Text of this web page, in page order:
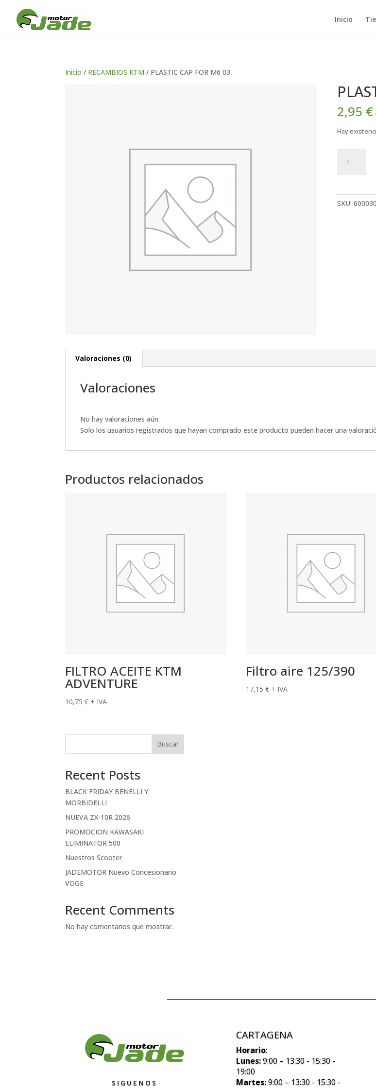
Inicio
Inicio / RECAMBIOS KTM / PLASTIC CAP FOR M6 03
2,95 €
Hay
CAP
SKU:
Valoraciones (0)
Valoraciones
No hay valoraciones aún.
Solo los usuarios registrados que hayan comprado este producto pueden hacer una
Productos relacionados
FILTRO ACEITE KTM
ADVENTURE
10,75€ + IVA
Filtro aire 125/390
17,15 € + IVA
Buscar
Recent Posts
BLACK FRIDAY BENELLI Y
MORBIDELLI
NUEVA ZX-10R 2026
PROMOCION KAWASAKI
ELIMINATOR 500
Nuestros Scooter
JADEMOTOR Nuevo Concesionario
VOGE
Recent Comments
No hay comentarios que mostrar.
SIGUENOS
CARTAGENA
Horario:
Lunes:9:00 – 13:30 - 15:30 -
19:00
Martes:9:00 – 13:30 - 15:30 -